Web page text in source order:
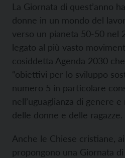
La Giornata di quest’anno
donne in un mondo del
verso un pianeta 50-50 nel
legato al più vasto
cosiddetta Agenda 2030
“obiettivi per lo sviluppo
numero 5 in particolare
nell’uguaglianza di genere
delle donne e delle ragazze.
Anche le Chiese cristiane,
propongono una Giornata